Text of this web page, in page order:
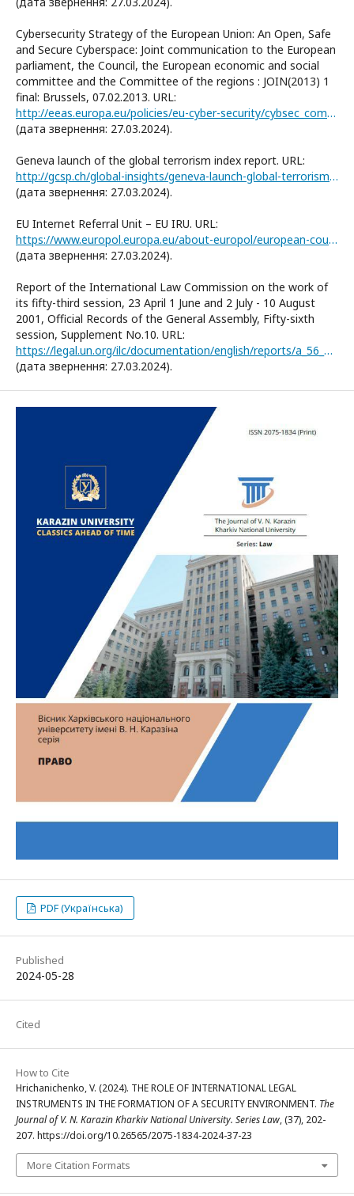
Cybersecurity Strategy of the European Union: An Open, Safe
and Secure Cyberspace: Joint communication to the European
parliament, the Council, the European economic and social
committee and the Committee of the regions : JOIN(2013) 1
final: Brussels, 07.02.2013. URL:
http://eeas.europa.eu/policies/eu-cyber-security/cybsec_comm_en.pdf
(дата звернення: 27.03.2024).
Geneva launch of the global terrorism index report. URL:
http://gcsp.ch/global-insights/geneva-launch-global-terrorism-index-report-2018
(дата звернення: 27.03.2024).
EU Internet Referral Unit – EU IRU. URL:
https://www.europol.europa.eu/about-europol/european-counter-terrorism-centre-ectc/eu-internet-referal-unit-eu-iru
(дата звернення: 27.03.2024).
Report of the International Law Commission on the work of
its fifty-third session, 23 April 1 June and 2 July - 10 August
2001, Official Records of the General Assembly, Fifty-sixth
session, Supplement No.10. URL:
https://legal.un.org/ilc/documentation/english/reports/a_56_10.pdf
(дата звернення: 27.03.2024).
PDF (Українська)
Published
2024-05-28
Cited
How to Cite
Hrichanichenko, V. (2024). THE ROLE OF INTERNATIONAL LEGAL
INSTRUMENTS IN THE FORMATION OF A SECURITY ENVIRONMENT. The
Journal of V. N. Karazin Kharkiv National University. Series Law, (37), 202-
207. https://doi.org/10.26565/2075-1834-2024-37-23
More Citation Formats